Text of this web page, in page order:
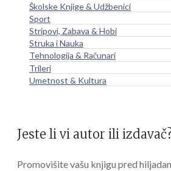
Školske Knjige & Udžbenici
Sport
Stripovi, Zabava & Hobi
Struka i Nauka
Tehnologija & Računari
Trileri
Umetnost & Kultura
Jeste li vi autor ili
Promovišite vašu knjigu pred